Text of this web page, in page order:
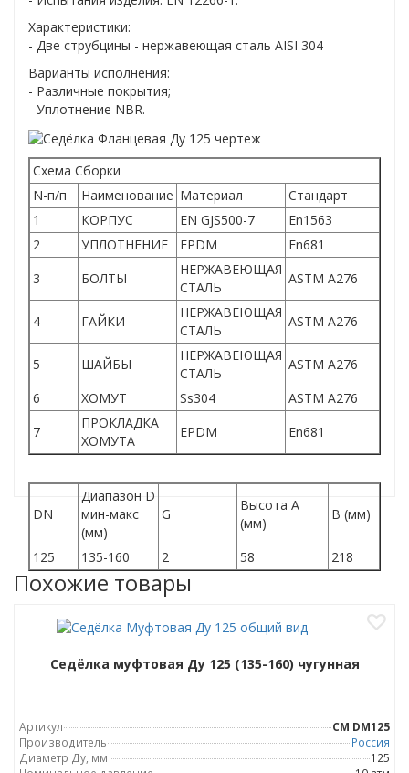
Характеристики:
- Две струбцины - нержавеющая сталь AISI 304
Варианты исполнения:
- Различные покрытия;
- Уплотнение NBR.
Схема Сборки
N-п/п
Наименование Материал
Стандарт
1
КОРПУС EN GJS500-7
En1563
2
УПЛОТНЕНИЕ EPDM
En681
3
БОЛТЫ
НЕРЖАВЕЮЩАЯ
СТАЛЬ
ASTM A276
4 ГАЙКИ
НЕРЖАВЕЮЩАЯ
СТАЛЬ
ASTM A276
5 ШАЙБЫ
НЕРЖАВЕЮЩАЯ
СТАЛЬ
ASTM A276
6
ХОМУТ Ss304
ASTM A276
7
ПРОКЛАДКА
ХОМУТА
EPDM En681
DN
Диапазон D
мин-макс
(мм)
G
Высота A
(мм)
B (мм)
125 135-160 2 58 218
Похожие товары
Седёлка муфтовая Ду 125 (135-160) чугунная
Артикул
СМ DM125
Производитель
Россия
Диаметр Ду, мм
125